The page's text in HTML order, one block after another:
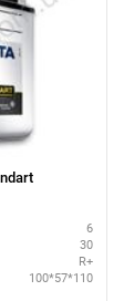
6
30
R+
100*57*110